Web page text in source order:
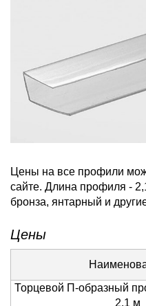
Цены на все профили
сайте. Длина профиля -
бронза, янтарный и
Цены
Торцевой П-образный
2,1 м